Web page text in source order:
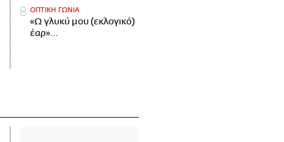
ΟΠΤΙΚΗ ΓΩΝΙΑ
«Ω γλυκύ μου (εκλογικό)
έαρ»…